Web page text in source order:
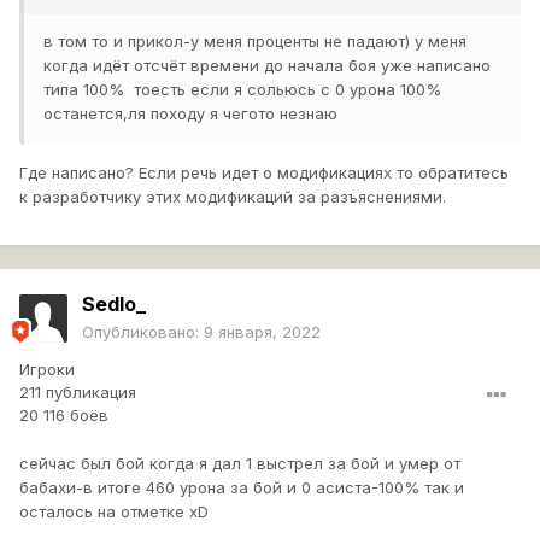
в том то и прикол-у меня проценты не падают) у меня
когда идёт отсчёт времени до начала боя уже написано
типа 100% тоесть если я сольюсь с 0 урона 100%
останется,ля походу я чегото незнаю
Где написано? Если речь идет о модификациях то обратитесь
к разработчику этих модификаций за разъяснениями.
Sedlo_
Опубликовано: 9 января, 2022
Игроки
211 публикация
20 116 боёв
сейчас был бой когда я дал 1 выстрел за бой и умер от
бабахи-в итоге 460 урона за бой и 0 асиста-100% так и
осталось на отметке хD